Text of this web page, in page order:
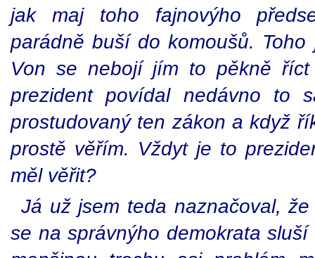
jak maj toho fajnovýho
parádně buší do komoušů.
Von se nebojí jím to pěkně
prezident povídal nedávno to
prostudovaný ten zákon a když
prostě věřím. Vždyt je to
měl věřit?
Já už jsem teda naznačoval,
se na správnýho demokrata